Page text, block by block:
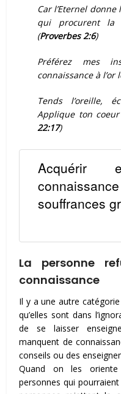
Car l’Eternel
qui procurent la
(Proverbes 2:6)
Préférez mes
connaissance à
Tends l’oreille,
Applique ton
22:17)
Acquérir
souffrances
La personne
connaissance
Il y a une autre
qu’elles sont dans
de se laisser
manquent de
conseils ou des
Quand on les
personnes qui